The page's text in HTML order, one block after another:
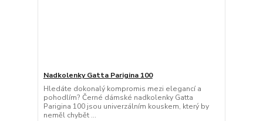
Nadkolenky Gatta Parigina 100
Hledáte dokonalý kompromis mezi elegancí a
pohodlím? Černé dámské nadkolenky Gatta
Parigina 100 jsou univerzálním kouskem, který by
neměl chybět ...